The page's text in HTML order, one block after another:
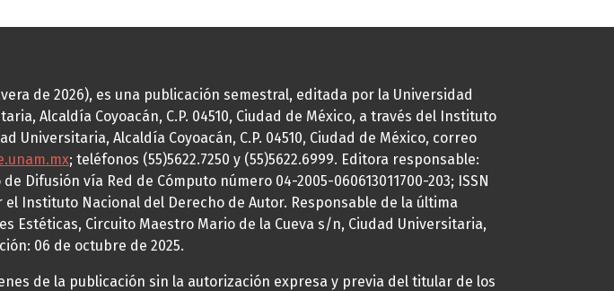
de 2026), es una publicación semestral, editada por la Universidad
Alcaldía Coyoacán, C.P. 04510, Ciudad de México, a través del Instituto
Alcaldía Coyoacán, C.P. 04510, Ciudad de México, correo
; teléfonos (55)5622.7250 y (55)5622.6999. Editora responsable:
Difusión vía Red de Cómputo número 04-2005-060613011700-203; ISSN
el Instituto Nacional del Derecho de Autor. Responsable de la última
Circuito Maestro Mario de la Cueva s/n, Ciudad Universitaria,
06 de octubre de 2025.
de la publicación sin la autorización expresa y previa del titular de los